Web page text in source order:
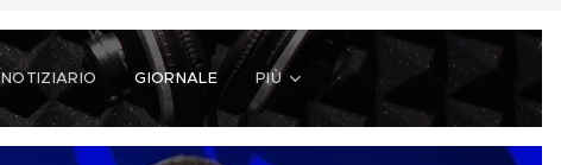
NOTIZIARIO GIORNALE PIÙ